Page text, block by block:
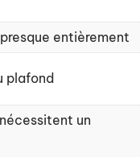
entièrement
plafond
un